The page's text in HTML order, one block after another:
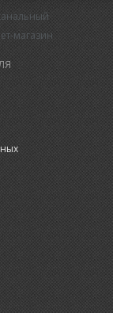
магазин